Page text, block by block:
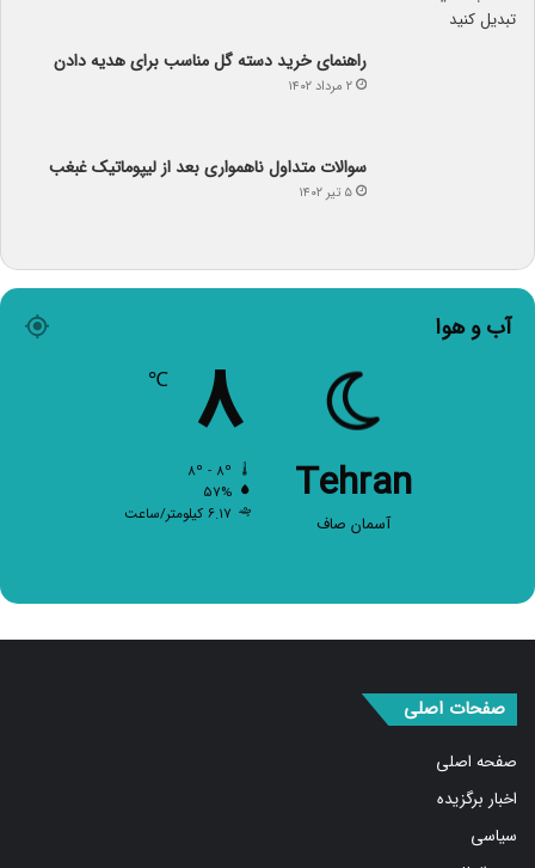
راهنمای خرید دسته گل مناسب برای هدیه دادن
۲ مرداد ۱۴۰۲
سوالات متداول ناهمواری بعد از لیپوماتیک غبغب
۵ تیر ۱۴۰۲
آب و هوا
Tehran
آسمان صاف
۸
۵۷%
۶.۱۷ کیلومتر/ساعت
صفحه اصلی
اخبار برگزیده
سیاسی
بین الملل